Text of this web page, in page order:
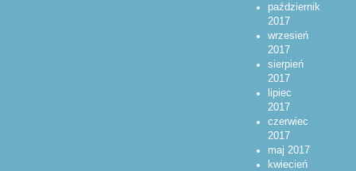
październik
2017
wrzesień
2017
sierpień
2017
lipiec
2017
czerwiec
2017
maj 2017
kwiecień